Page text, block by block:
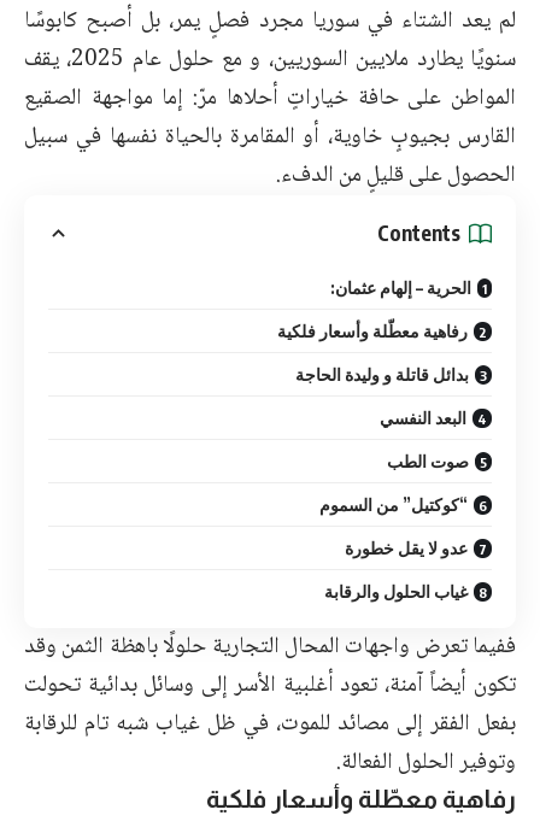
لم يعد الشتاء في سوريا مجرد فصلٍ يمر، بل أصبح كابوسًا
سنويًا يطارد ملايين السوريين، و مع حلول عام 2025، يقف
المواطن على حافة خياراتٍ أحلاها مرّ: إما مواجهة الصقيع
القارس بجيوبٍ خاوية، أو المقامرة بالحياة نفسها في سبيل
الحصول على قليلٍ من الدفء.
Contents
الحرية – إلهام عثمان:
رفاهية معطّلة وأسعار فلكية
بدائل قاتلة و وليدة الحاجة
البعد النفسي
صوت الطب
“كوكتيل” من السموم
عدو لا يقل خطورة
غياب الحلول والرقابة
ففيما تعرض واجهات المحال التجارية حلولًا باهظة الثمن وقد
تكون أيضاً آمنة، تعود أغلبية الأسر إلى وسائل بدائية تحولت
بفعل الفقر إلى مصائد للموت، في ظل غياب شبه تام للرقابة
وتوفير الحلول الفعالة.
رفاهية معطّلة وأسعار فلكية